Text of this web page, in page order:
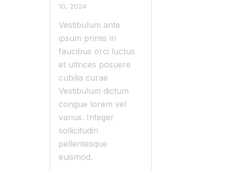
10, 2024
Vestibulum ante
ipsum primis in
faucibus orci luctus
et ultrices posuere
cubilia curae
Vestibulum dictum
congue lorem vel
varius. Integer
sollicitudin
pellentesque
euismod.